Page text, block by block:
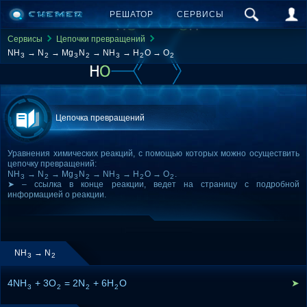
РЕШАТОР СЕРВИСЫ
Сервисы
Цепочки превращений
NH 3 → N 2 → Mg3 N 2 → NH 3 → H 2O → O2
Цепочка превращений
Уравнения химических реакций, с помощью которых можно осуществить
цепочку превращений:
NH 3 → N 2 → Mg3 N 2 → NH 3 → H 2O → O2 .
➤ – ссылка в конце реакции, ведет на страницу с подробной
информацией о реакции.
NH 3 → N 2
4NH3 + 3O2 = 2N2 + 6H2O ➤